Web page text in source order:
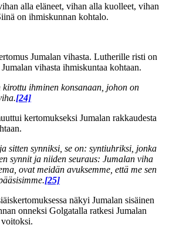
alla eläneet, vihan alla kuolleet, vihan
on ihmiskunnan kohtalo.
Jumalan vihasta. Lutherille risti on
vihasta ihmiskuntaa kohtaan.
ihminen konsanaan, johon on
[24]
kertomukseksi Jumalan rakkaudesta
sitten synniksi, se on: syntiuhriksi, jonka
synnit ja niiden seuraus: Jumalan viha
ovat meidän avuksemme, että me sen
[25]
näkyi Jumalan sisäinen
onneksi Golgatalla ratkesi Jumalan